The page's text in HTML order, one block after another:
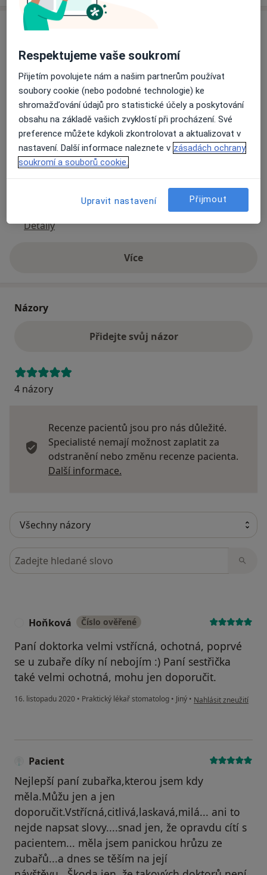
Adresa
Praktický lékař stomatolog
tř. 1. máje 12, Olomouc77200
Přiblížit mapuse otevře v nové záložce
Dostupnost
Na této adrese online kalendář není aktivní
Co mám v takové situaci udělat?
Způsoby platby (soukromé návštěvy)
Na teto adrese lékař přijímá pacienty na pojišťovnu
Detaily
Víceo adrese
Názory
Přidejte svůj názor
4 názory
Recenze pacientů jsou pro nás důležité.
Specialisté nemají možnost zaplatit za
odstranění nebo změnu recenze pacienta.
Další informace.
Hledejte v názorech
Hoňková Číslo ověřené
Paní doktorka velmi vstřícná, ochotná, poprvé
se u zubaře díky ní nebojím :) Paní sestřička
také velmi ochotná, mohu jen doporučit.
16. listopadu 2020 • Praktický lékař stomatolog • Jiný • podle názoru
Nahlásit zneužití
Pacient
Nejlepší paní zubařka,kterou jsem kdy
měla.Můžu jen a jen
doporučit.Vstřícná,citlivá,laskavá,milá... ani to
nejde napsat slovy....snad jen, že opravdu cítí s
pacientem... měla jsem panickou hrůzu ze
zubařů...a dnes se těším na její
Respektujeme vaše soukromí
Přijetím povolujete nám a našim partnerům používat
soubory cookie (nebo podobné technologie) ke
shromažďování údajů pro statistické účely a poskytování
obsahu na základě vašich zvyklostí při procházení. Své
preference můžete kdykoli zkontrolovat a aktualizovat v
nastavení. Další informace naleznete v zásadách ochrany
soukromí a souborů cookie.
Upravit nastavení Přijmout